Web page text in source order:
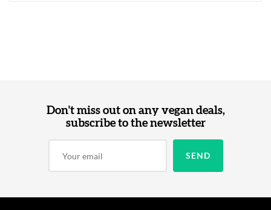
Don't miss out on any vegan deals,
subscribe to the newsletter